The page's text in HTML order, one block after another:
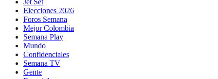
Elecciones 2026
Foros Semana
Mejor Colombia
Semana Play
Mundo
Confidenciales
Semana TV
Gente